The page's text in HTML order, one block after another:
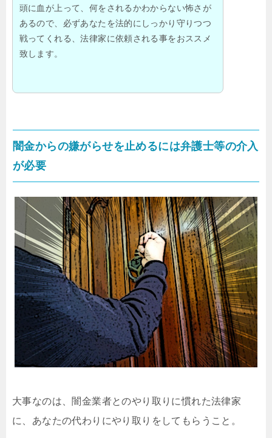
頭に血が上って、何をされるかわからない怖さが
あるので、必ずあなたを法的にしっかり守りつつ
戦ってくれる、法律家に依頼される事をおススメ
致します。
闇金からの嫌がらせを止めるには弁護士等の介入
が必要
大事なのは、闇金業者とのやり取りに慣れた法律家
に、あなたの代わりにやり取りをしてもらうこと。